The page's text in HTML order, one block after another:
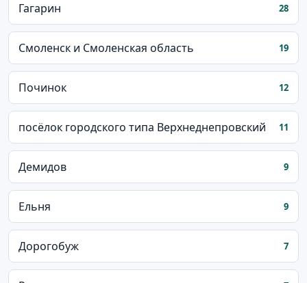
Гагарин 28
Смоленск и Смоленская область 19
Починок 12
посёлок городского типа Верхнеднепровский 11
Демидов 9
Ельня 9
Дорогобуж 7